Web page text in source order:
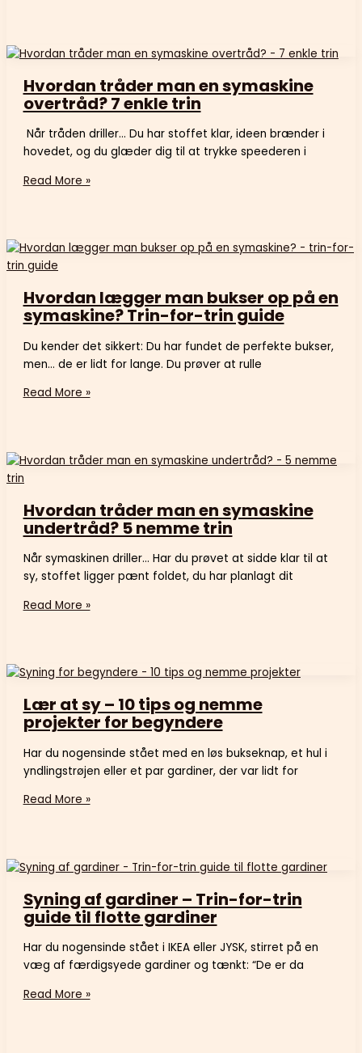
Hvordan tråder man en symaskine
overtråd? 7 enkle trin
Når tråden driller… Du har stoffet klar, ideen brænder i
hovedet, og du glæder dig til at trykke speederen i
Read More »
Hvordan lægger man bukser op på en
symaskine? Trin-for-trin guide
Du kender det sikkert: Du har fundet de perfekte bukser,
men… de er lidt for lange. Du prøver at rulle
Read More »
Hvordan tråder man en symaskine
undertråd? 5 nemme trin
Når symaskinen driller… Har du prøvet at sidde klar til at
sy, stoffet ligger pænt foldet, du har planlagt dit
Read More »
Lær at sy – 10 tips og nemme
projekter for begyndere
Har du nogensinde stået med en løs bukseknap, et hul i
yndlingstrøjen eller et par gardiner, der var lidt for
Read More »
Syning af gardiner – Trin-for-trin
guide til flotte gardiner
Har du nogensinde stået i IKEA eller JYSK, stirret på en
væg af færdigsyede gardiner og tænkt: “De er da
Read More »